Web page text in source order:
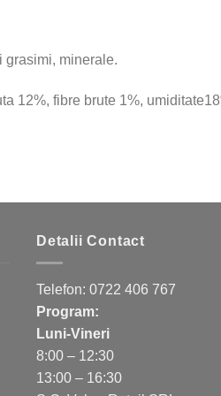
grasimi, minerale.
12%, fibre brute 1%,
Detalii Contact
Telefon: 0722 406 767
Program:
Luni-Vineri
8:00 – 12:30
13:00 – 16:30